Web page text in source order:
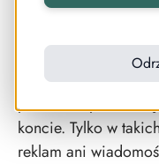
Numer telefonu
których coś
zginąć w skrzynce.
problem z
koncie. Tylko w
reklam ani